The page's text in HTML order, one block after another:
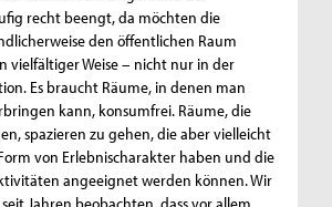
recht beengt, da möchten die
den öffentlichen Raum
vielfältiger Weise – nicht nur in der
Es braucht Räume, in denen man
kann, konsumfrei. Räume, die
spazieren zu gehen, die aber vielleicht
von Erlebnischarakter haben und die
angeeignet werden können. Wir